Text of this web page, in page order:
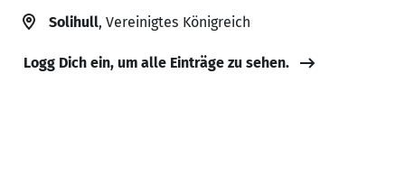
Solihull, Vereinigtes Königreich
Logg Dich ein, um alle Einträge zu sehen.